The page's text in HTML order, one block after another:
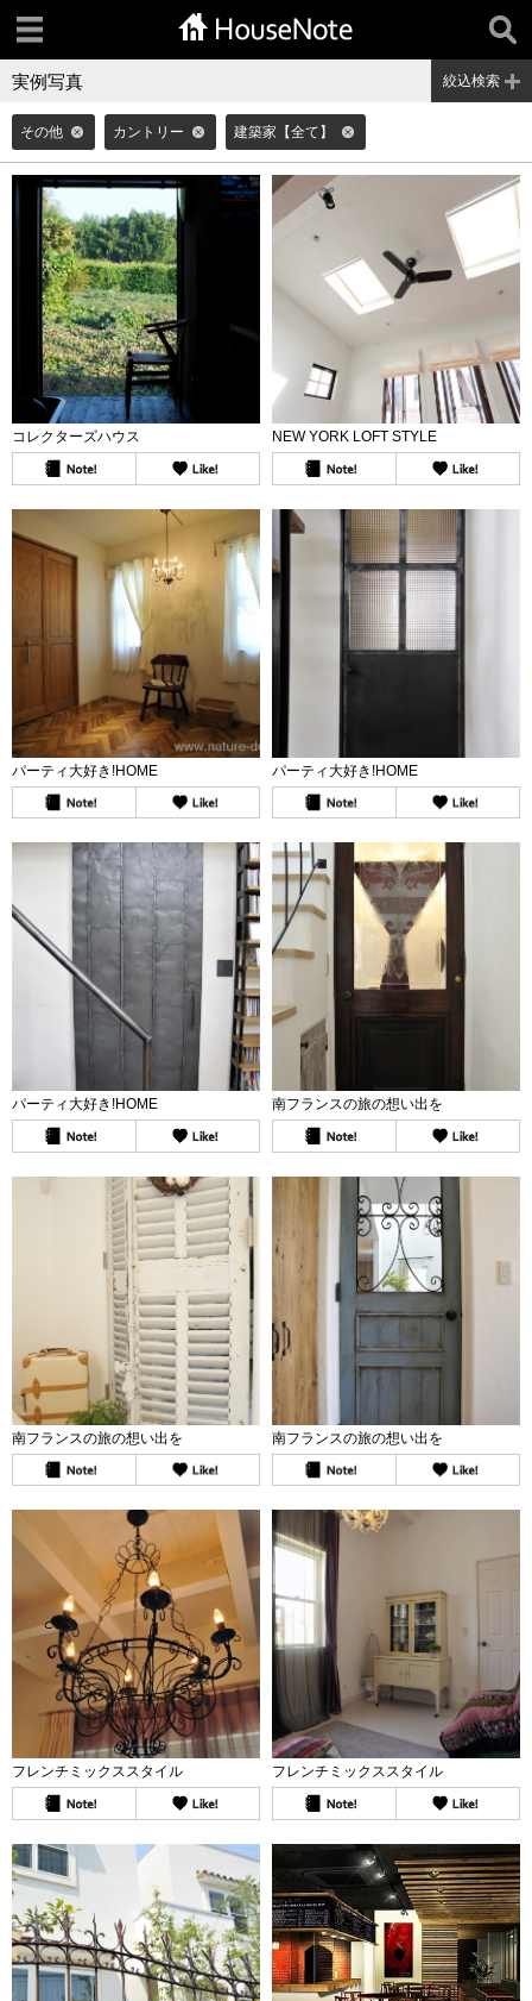
実例写真 絞込検索
その他 カントリー 建築家【全て】
コレクターズハウス NEW YORK LOFT STYLE
パーティ大好き!HOME パーティ大好き!HOME
パーティ大好き!HOME 南フランスの旅の想い出を
南フランスの旅の想い出を 南フランスの旅の想い出を
フレンチミックススタイル フレンチミックススタイル